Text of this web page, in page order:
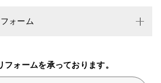
ォーム
フォームを承っております。